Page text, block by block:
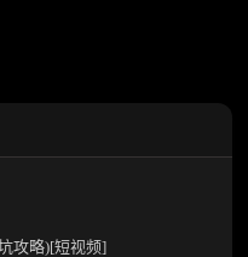
攻略)[短视频]